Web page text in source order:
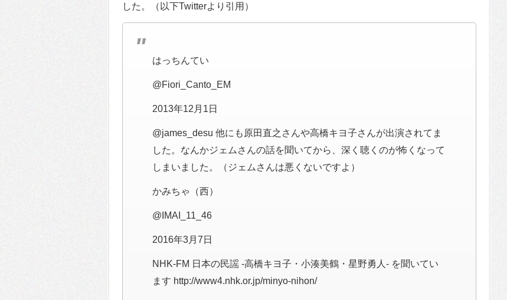
した。（以下Twitterより引用）
はっちんてい
@Fiori_Canto_EM
2013年12月1日
@james_desu 他にも原田直之さんや高橋キヨ子さんが出演されてま
した。なんかジェムさんの話を聞いてから、深く聴くのが怖くなって
しまいました。（ジェムさんは悪くないですよ）
かみちゃ（西）
@IMAI_11_46
2016年3月7日
NHK-FM 日本の民謡 -高橋キヨ子・小湊美鶴・星野勇人- を聞いてい
ます http://www4.nhk.or.jp/minyo-nihon/